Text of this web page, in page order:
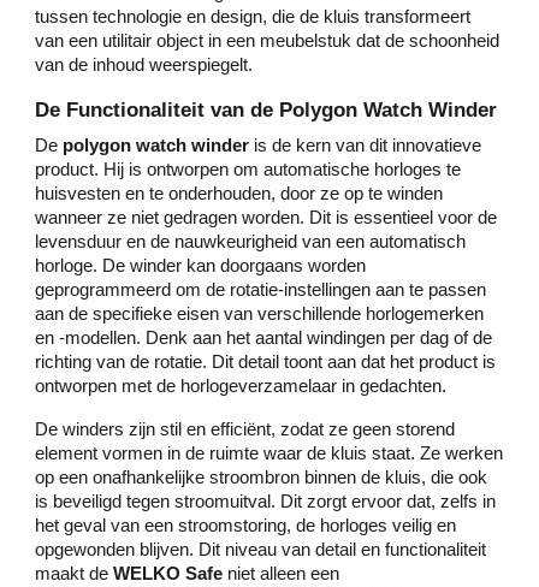
tussen technologie en design, die de kluis transformeert
van een utilitair object in een meubelstuk dat de schoonheid
van de inhoud weerspiegelt.
De Functionaliteit van de Polygon Watch Winder
De polygon watch winder is de kern van dit innovatieve
product. Hij is ontworpen om automatische horloges te
huisvesten en te onderhouden, door ze op te winden
wanneer ze niet gedragen worden. Dit is essentieel voor de
levensduur en de nauwkeurigheid van een automatisch
horloge. De winder kan doorgaans worden
geprogrammeerd om de rotatie-instellingen aan te passen
aan de specifieke eisen van verschillende horlogemerken
en -modellen. Denk aan het aantal windingen per dag of de
richting van de rotatie. Dit detail toont aan dat het product is
ontworpen met de horlogeverzamelaar in gedachten.
De winders zijn stil en efficiënt, zodat ze geen storend
element vormen in de ruimte waar de kluis staat. Ze werken
op een onafhankelijke stroombron binnen de kluis, die ook
is beveiligd tegen stroomuitval. Dit zorgt ervoor dat, zelfs in
het geval van een stroomstoring, de horloges veilig en
opgewonden blijven. Dit niveau van detail en functionaliteit
maakt deWELKO Safe niet alleen een